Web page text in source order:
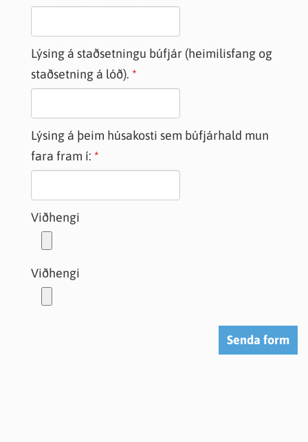
Lýsing á staðsetningu búfjár (heimilisfang og
staðsetning á lóð).
Lýsing á þeim húsakosti sem búfjárhald mun
fara fram í:
Viðhengi
Viðhengi